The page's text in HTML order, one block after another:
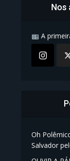
Nos
A
Oh
Salvador